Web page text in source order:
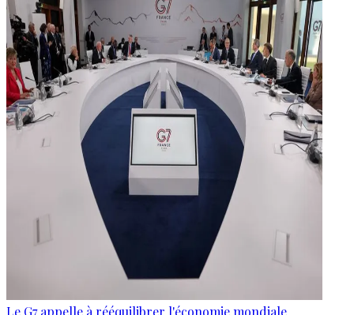
Le G7 appelle à rééquilibrer l'économie mondiale